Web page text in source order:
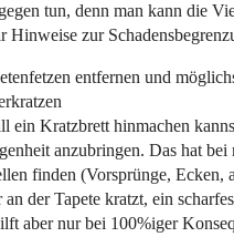
tun, denn man kann die
Hinweise zur
entfernen und
ein Kratzbrett hinmachen
anzubringen. Das hat
finden (Vorsprünge,
der Tapete kratzt, ein
aber nur bei 100%iger